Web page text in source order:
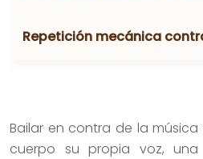
Repetición mecánica
Bailar en contra de la música
cuerpo su propia voz,